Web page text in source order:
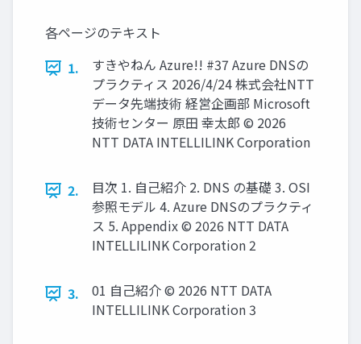
各ページのテキスト
1.
すきやねん Azure!! #37 Azure DNSの
プラクティス 2026/4/24 株式会社NTT
データ先端技術 経営企画部 Microsoft
技術センター 原田 幸太郎 © 2026
NTT DATA INTELLILINK Corporation
2.
目次 1. 自己紹介 2. DNS の基礎 3. OSI
参照モデル 4. Azure DNSのプラクティ
ス 5. Appendix © 2026 NTT DATA
INTELLILINK Corporation 2
3.
01 自己紹介 © 2026 NTT DATA
INTELLILINK Corporation 3